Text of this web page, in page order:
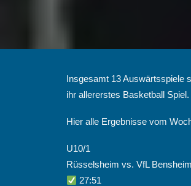
Insgesamt 13 Auswärtsspiele
ihr allererstes Basketball
Hier alle Ergebnisse vom
U10/1
Rüsselsheim vs. VfL Bensheim
27:51